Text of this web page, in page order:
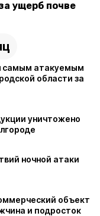
ущерб почве
самым атакуемым
области за
уничтожено
ночной атаки
объект
и подросток